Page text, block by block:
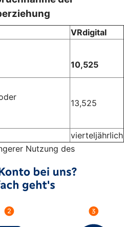
VRdigital
10,525
13,525
vierteljährlich
Nutzung des